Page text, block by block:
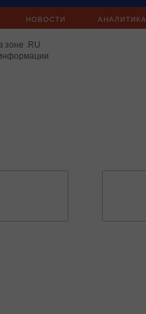
НОВОСТИ АНАЛИТИКА
зоне .RU